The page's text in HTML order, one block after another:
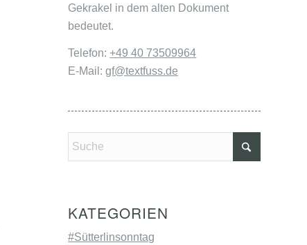
Gekrakel in dem alten Dokument
bedeutet.
Telefon:+49 40 73509964
E-Mail:gf@textfuss.de
KATEGORIEN
#Sütterlinsonntag